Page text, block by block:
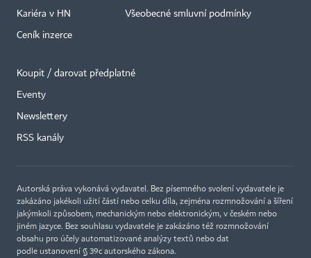
Kariéra v HN
Ceník inzerce
Všeobecné smluvní podmínky
Koupit / darovat předplatné
Eventy
Newslettery
RSS kanály
Autorská práva vykonává vydavatel. Bez písemného svolení vydavatele je
zakázáno jakékoli užití částí nebo celku díla, zejména rozmnožování a šíření
jakýmkoli způsobem, mechanickým nebo elektronickým, v českém nebo
jiném jazyce. Bez souhlasu vydavatele je zakázáno též rozmnožování
obsahu pro účely automatizované analýzy textů nebo dat
podle ustanovení § 39c autorského zákona.